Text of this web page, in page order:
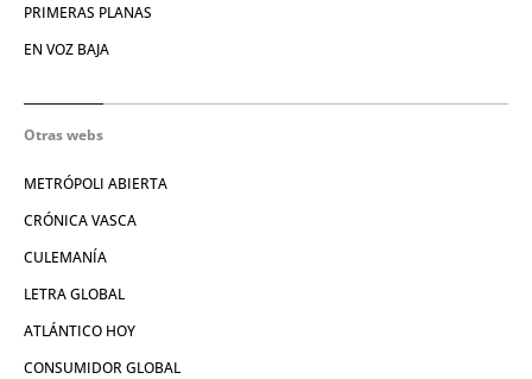
PRIMERAS PLANAS
EN VOZ BAJA
Otras webs
METRÓPOLI ABIERTA
CRÓNICA VASCA
CULEMANÍA
LETRA GLOBAL
ATLÁNTICO HOY
CONSUMIDOR GLOBAL